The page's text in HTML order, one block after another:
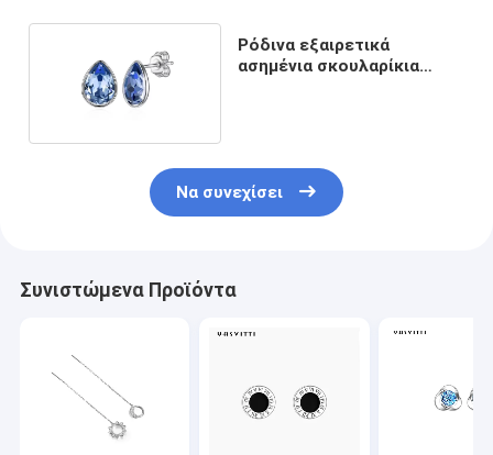
Ρόδινα εξαιρετικά
ασημένια σκουλαρίκια
Να συνεχίσει
Συνιστώμενα Προϊόντα